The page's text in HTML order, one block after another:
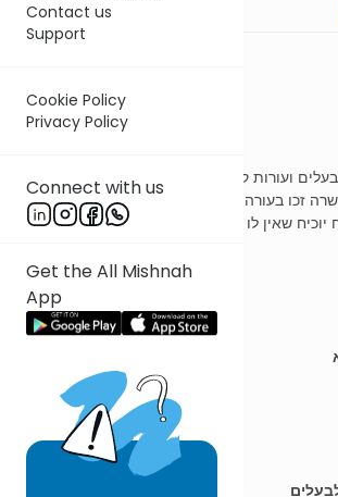
Contact us
Support
Cookie Policy
Privacy Policy
Connect with us
Get the All Mishnah
App
Rabbi Akiva Tendler
ועורות קדשי קדשים לכהנים קל וחומר מה
זכו בעורה קדשי קדשים שזכו בבשרה אינו דין
שאין לו עור מכל מקום